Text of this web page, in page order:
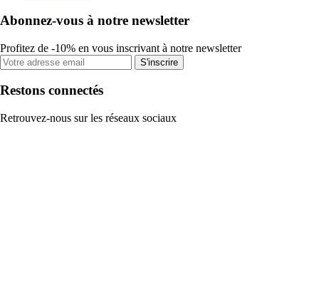
Abonnez-vous à notre newsletter
Profitez de -10% en vous inscrivant à notre newsletter
S'inscrire
Restons connectés
Retrouvez-nous sur les réseaux sociaux